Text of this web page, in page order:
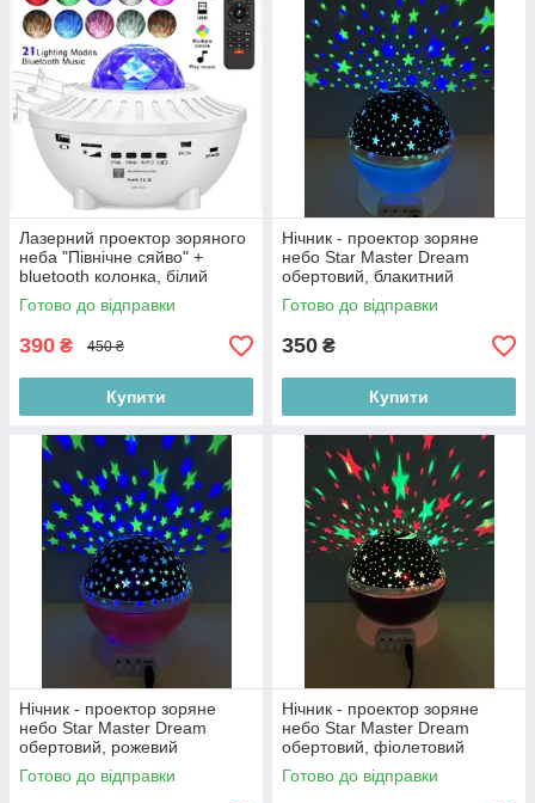
Лазерний проектор зоряного
неба "Північне сяйво" +
bluetooth колонка, білий
Готово до відправки
390 ₴ 450 ₴
Купити
Нічник - проектор зоряне
небо Star Master Dream
обертовий, блакитний
Готово до відправки
350 ₴
Купити
Нічник - проектор зоряне
небо Star Master Dream
обертовий, рожевий
Готово до відправки
Нічник - проектор зоряне
небо Star Master Dream
обертовий, фіолетовий
Готово до відправки